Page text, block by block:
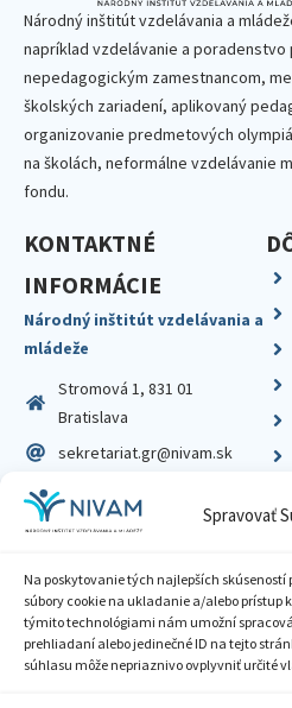
Spravovať
Na poskytovanie tých najlepších skúseností
súbory cookie na ukladanie a/alebo prístup
týmito technológiami nám umožní
prehliadaní alebo jedinečné ID na tejto
súhlasu môže nepriaznivo ovplyvniť určité
Národný inštitút vzdelávania a
napríklad vzdelávanie a poradenstvo
nepedagogickým zamestnancom,
školských zariadení, aplikovaný
organizovanie predmetových
na školách, neformálne vzdelávanie
fondu.
KONTAKTNÉ
INFORMÁCIE
Národný inštitút vzdelávania a
mládeže
Stromová 1, 831 01
Bratislava
sekretariat.gr@nivam.sk
IČO: 00164348
DIČ: 2020798714
Zásady